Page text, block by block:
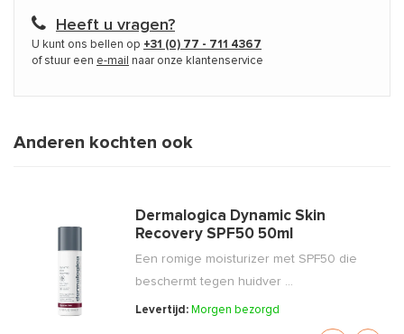
Heeft u vragen?
U kunt ons bellen op +31 (0) 77 - 711 4367
of stuur een e-mail naar onze klantenservice
Anderen kochten ook
Dermalogica Dynamic Skin
Recovery SPF50 50ml
Een romige moisturizer met SPF50 die
beschermt tegen huidver ...
Levertijd: Morgen bezorgd